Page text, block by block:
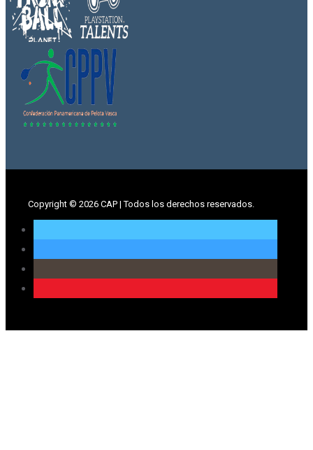
Copyright ©2026 CAP | Todos los derechos reservados.